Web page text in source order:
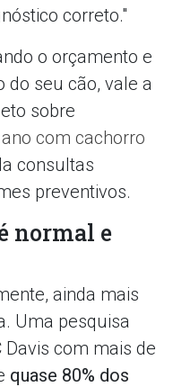
correto."
o orçamento e
do seu cão, vale a
sobre
com cachorro
consultas
preventivos.
normal e
ainda mais
Uma pesquisa
com mais de
quase 80% dos